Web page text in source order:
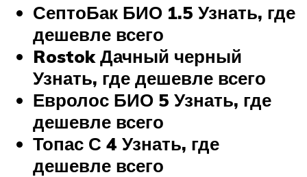
СептоБак БИО 1.5 Узнать, где
дешевле всего
Rostok Дачный черный
Узнать, где дешевле всего
Евролос БИО 5 Узнать, где
дешевле всего
Топас С 4 Узнать, где
дешевле всего